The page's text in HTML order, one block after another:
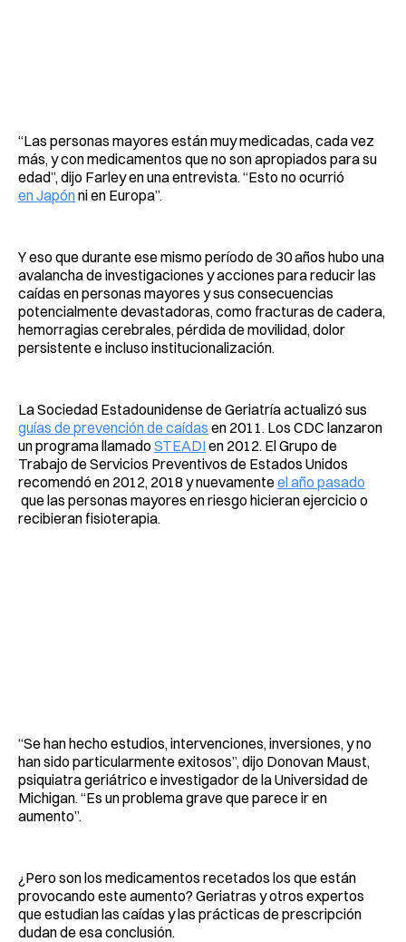
“Las personas mayores están muy medicadas, cada vez
más, y con medicamentos que no son apropiados para su
edad”, dijo Farley en una entrevista. “Esto no ocurrió
en Japónni en Europa”.
Y eso que durante ese mismo período de 30 años hubo una
avalancha de investigaciones y acciones para reducir las
caídas en personas mayores y sus consecuencias
potencialmente devastadoras, como fracturas de cadera,
hemorragias cerebrales, pérdida de movilidad, dolor
persistente e incluso institucionalización.
La Sociedad Estadounidense de Geriatría actualizó sus
guías de prevención de caídas en 2011. Los CDC lanzaron
un programa llamado STEADIen 2012. El Grupo de
Trabajo de Servicios Preventivos de Estados Unidos
recomendó en 2012, 2018 y nuevamenteel año pasado
que las personas mayores en riesgo hicieran ejercicio o
recibieran fisioterapia.
“Se han hecho estudios, intervenciones, inversiones, y no
han sido particularmente exitosos”, dijo Donovan Maust,
psiquiatra geriátrico e investigador de la Universidad de
Michigan. “Es un problema grave que parece ir en
aumento”.
¿Pero son los medicamentos recetados los que están
provocando este aumento? Geriatras y otros expertos
que estudian las caídas y las prácticas de prescripción
dudan de esa conclusión.